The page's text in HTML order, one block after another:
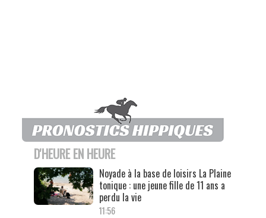
D'HEURE EN HEURE
Noyade à la base de loisirs La Plaine
tonique : une jeune fille de 11 ans a
perdu la vie
11:56